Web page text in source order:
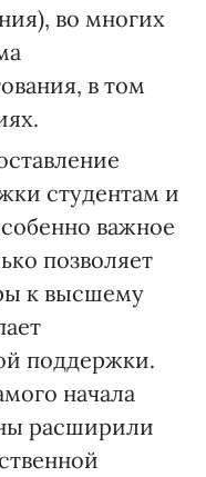
во многих
в том
студентам и
важное
позволяет
к высшему
поддержки.
начала
расширили